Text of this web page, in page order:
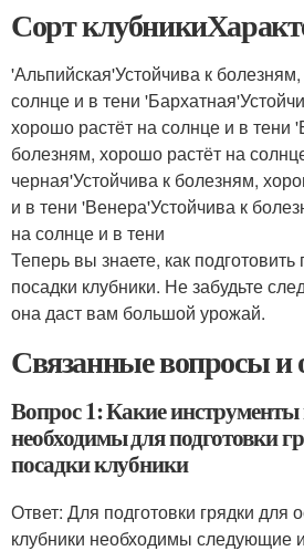
Сорт
'Альпийская'Устойчива к
солнце и в тени
хорошо растёт на солнце и в тени
болезням, хорошо растёт на
черная'Устойчива к болезням,
и в тени 'Венера'Устойчива к
на солнце и в тени
Теперь вы знаете, как подготовить
посадки клубники. Не забудьте
она даст вам большой урожай.
Связанные вопросы и
Вопрос 1: Какие
необходимы для подготовки
посадки клубники
Ответ: Для подготовки грядки для
клубники необходимы следующие